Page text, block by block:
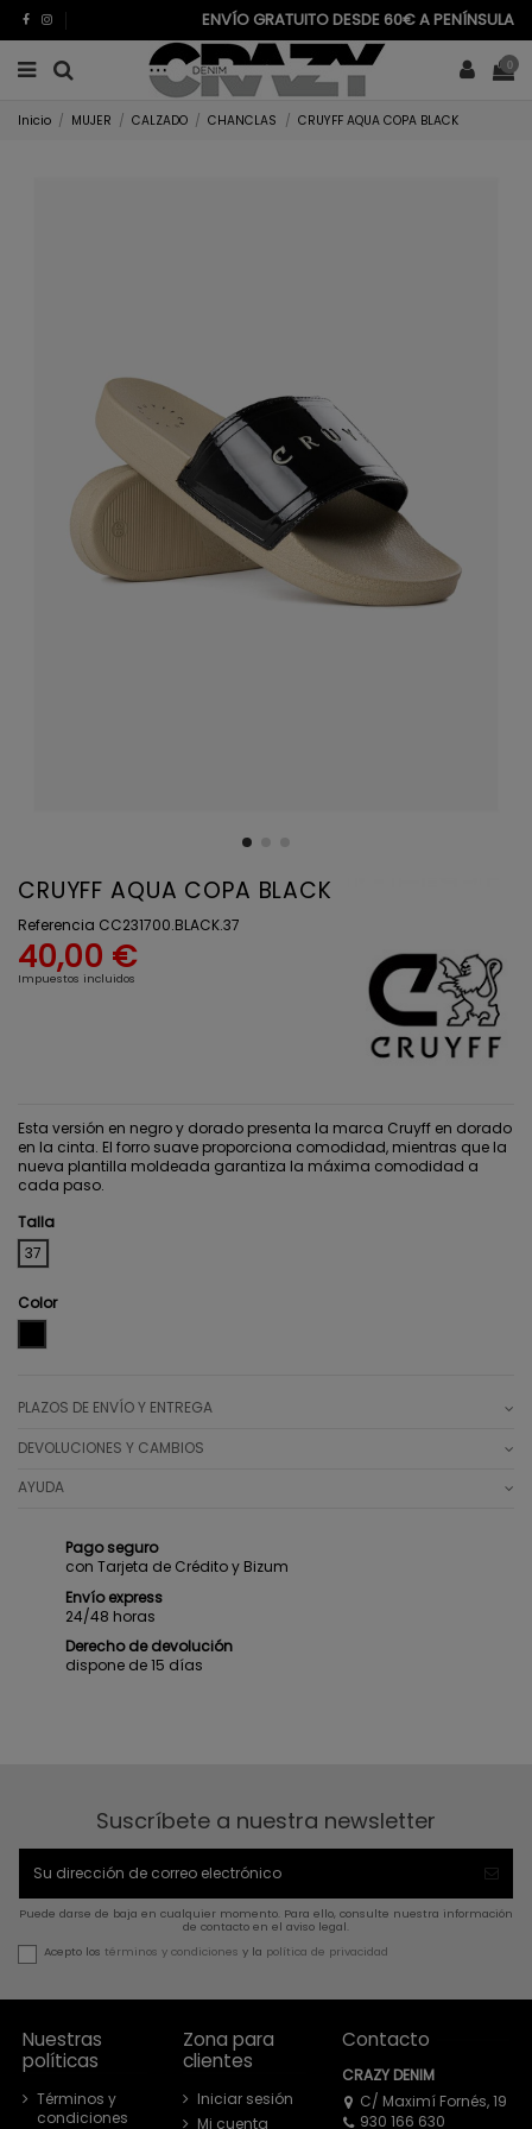
ENVÍO GRATUITO DESDE 60€ A PENÍNSULA
0
Inicio MUJER CALZADO CHANCLAS CRUYFF AQUA COPA BLACK
CRUYFF AQUA COPA BLACK
Referencia CC231700.BLACK.37
40,00 €
Impuestos incluidos
Esta versión en negro y dorado presenta la marca Cruyff en dorado
en la cinta. El forro suave proporciona comodidad, mientras que la
nueva plantilla moldeada garantiza la máxima comodidad a
cada paso.
Talla
37
Color
PLAZOS DE ENVÍO Y ENTREGA
DEVOLUCIONES Y CAMBIOS
AYUDA
Pago seguro
con Tarjeta de Crédito y Bizum
Envío express
24/48 horas
Derecho de devolución
dispone de 15 días
Suscríbete a nuestra newsletter
Puede darse de baja en cualquier momento. Para ello, consulte nuestra información
de contacto en el aviso legal.
Acepto los términos y condiciones y la política de privacidad
Nuestras
políticas
Términos y
condiciones
Zona para
clientes
Iniciar sesión
Mi cuenta
Contacto
CRAZY DENIM
C/ Maximí Fornés, 19
930 166 630